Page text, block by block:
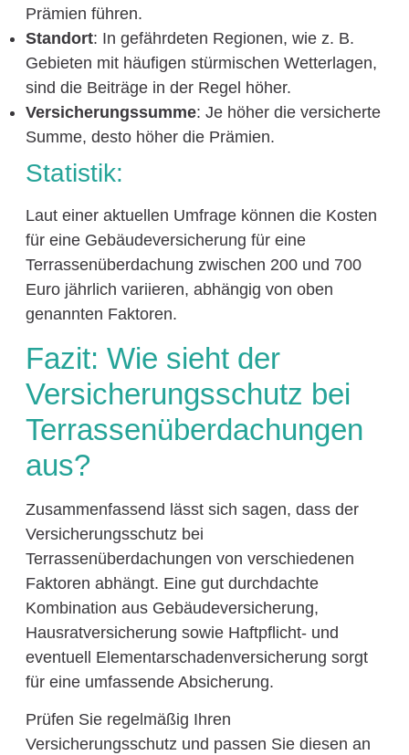
Prämien führen.
Standort: In gefährdeten Regionen, wie z. B.
Gebieten mit häufigen stürmischen Wetterlagen,
sind die Beiträge in der Regel höher.
Versicherungssumme: Je höher die versicherte
Summe, desto höher die Prämien.
Statistik:
Laut einer aktuellen Umfrage können die Kosten
für eine Gebäudeversicherung für eine
Terrassenüberdachung zwischen 200 und 700
Euro jährlich variieren, abhängig von oben
genannten Faktoren.
Fazit: Wie sieht der
Versicherungsschutz bei
Terrassenüberdachungen
aus?
Zusammenfassend lässt sich sagen, dass der
Versicherungsschutz bei
Terrassenüberdachungen von verschiedenen
Faktoren abhängt. Eine gut durchdachte
Kombination aus Gebäudeversicherung,
Hausratversicherung sowie Haftpflicht- und
eventuell Elementarschadenversicherung sorgt
für eine umfassende Absicherung.
Prüfen Sie regelmäßig Ihren
Versicherungsschutz und passen Sie diesen an